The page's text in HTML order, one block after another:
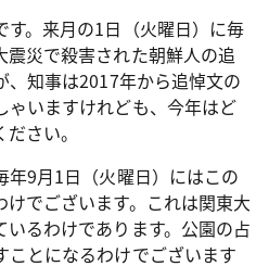
す。来月の1日（火曜日）に毎
災で殺害された朝鮮人の追
、知事は2017年から追悼文の
ゃいますけれども、今年はど
さい。
年9月1日（火曜日）にはこの
でございます。これは関東大
るわけであります。公園の占
ことになるわけでございます